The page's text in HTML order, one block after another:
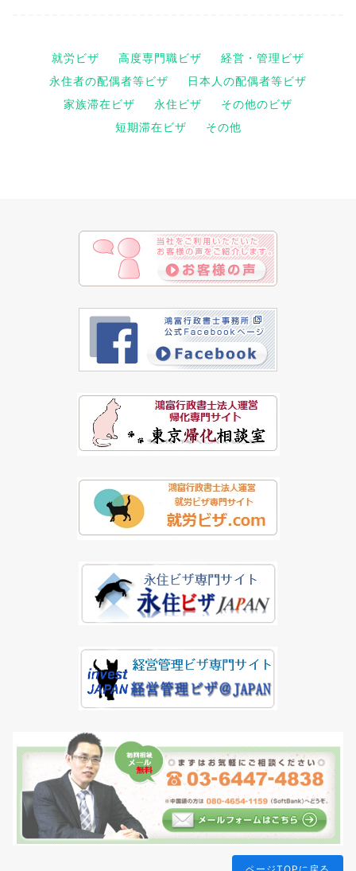
就労ビザ 高度専門職ビザ
経営・管理ビザ
永住者の配偶者等ビザ
日本人の配偶者等ビザ
家族滞在ビザ
永住ビザ
その他のビザ
短期滞在ビザ
その他